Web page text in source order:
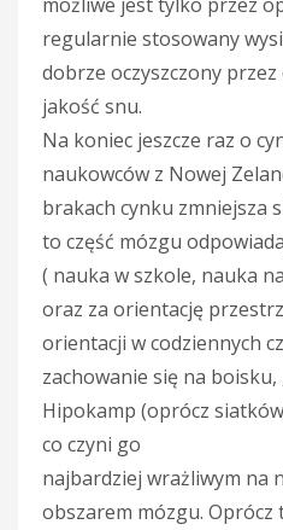
regularnie stosowany
dobrze oczyszczony
jakość snu.
Na koniec jeszcze raz o
naukowców z Nowej
brakach cynku zmniejsza
to część mózgu
( nauka w szkole, nauka
oraz za orientację
orientacji w codziennych
zachowanie się na boisku,
Hipokamp (oprócz
co czyni go
najbardziej wrażliwym na
obszarem mózgu. Oprócz